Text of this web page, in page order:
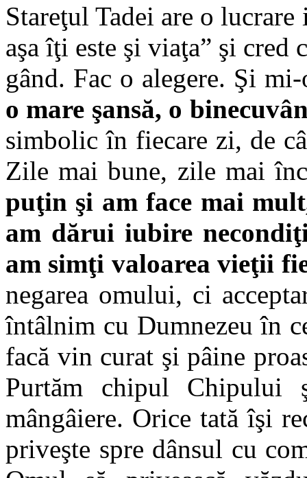
Stareţul Tadei are o
aşa îţi este şi viaţa” şi cred
gând. Fac o alegere. Şi
o mare şansă, o
simbolic în fiecare zi, de
Zile mai bune, zile mai
puţin şi am face mai
am dărui iubire
am simţi valoarea vieţii
negarea omului, ci
întâlnim cu Dumnezeu în
facă vin curat şi pâine
Purtăm chipul Chipului
mângâiere. Orice tată îşi
priveşte spre dânsul cu